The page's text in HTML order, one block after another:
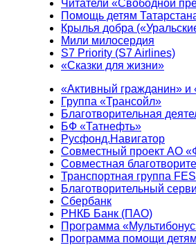
Читатели «Свободной
Помощь детям
Крылья добра
Мили милосердия
S7 Priority (S7 Airlines)
«Сказки для жизни»
«Активный гражданин» и
Группа «Трансойл»
Благотворительная
БФ «Татнефть»
Русфонд.Навигатор
Совместный проект АО
Совместная
Транспортная группа
Благотворительный
Сбербанк
РНКБ Банк (ПАО)
Программа
Программа помощи